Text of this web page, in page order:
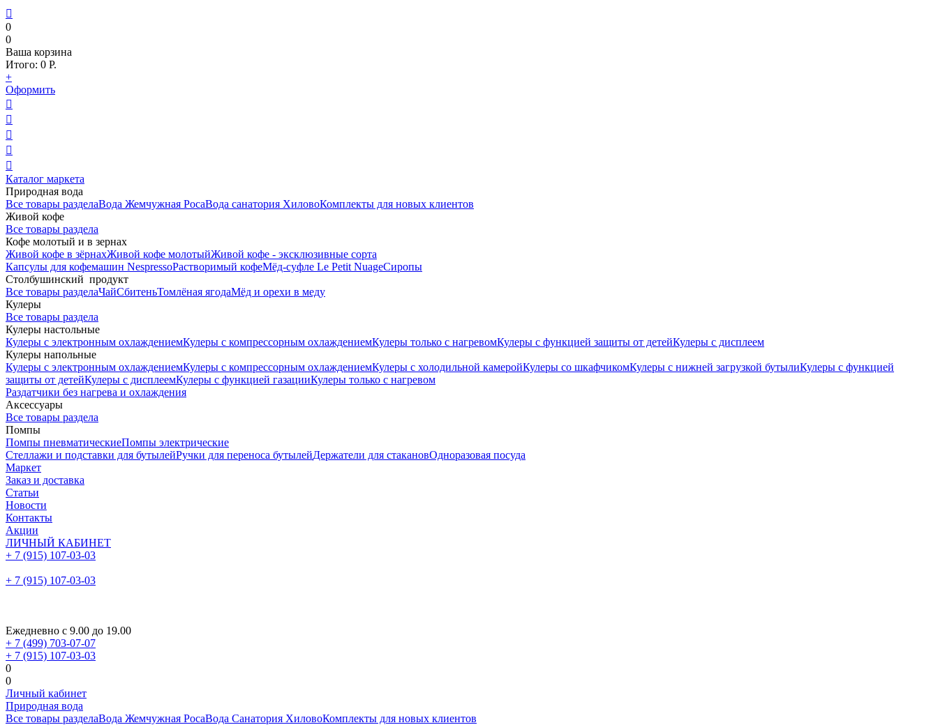

0
0
Ваша корзина
Итого: 0 Р.
+
Оформить





Каталог маркета
Природная вода
Все товары разделаВода Жемчужная РосаВода санатория ХиловоКомплекты для новых клиентов
Живой кофе
Все товары раздела
Кофе молотый и в зернах
Живой кофе в зёрнахЖивой кофе молотыйЖивой кофе - эксклюзивные сорта
Капсулы для кофемашин NespressoРастворимый кофеМёд-суфле Le Petit NuageСиропы
Столбушинский продукт
Все товары разделаЧайСбитеньТомлёная ягодаМёд и орехи в меду
Кулеры
Все товары раздела
Кулеры настольные
Кулеры с электронным охлаждениемКулеры с компрессорным охлаждениемКулеры только с нагревомКулеры с функцией защиты от детейКулеры с дисплеем
Кулеры напольные
Кулеры с электронным охлаждениемКулеры с компрессорным охлаждениемКулеры с холодильной камеройКулеры со шкафчикомКулеры с нижней загрузкой бутылиКулеры с функцией
защиты от детейКулеры с дисплеемКулеры с функцией газацииКулеры только с нагревом
Раздатчики без нагрева и охлаждения
Аксессуары
Все товары раздела
Помпы
Помпы пневматическиеПомпы электрические
Стеллажи и подставки для бутылейРучки для переноса бутылейДержатели для стакановОдноразовая посуда
Маркет
Заказ и доставка
Статьи
Новости
Контакты
Акции
ЛИЧНЫЙ КАБИНЕТ
+ 7 (915) 107-03-03
+ 7 (915) 107-03-03
Ежедневно с 9.00 до 19.00
+ 7 (499) 703-07-07
+ 7 (915) 107-03-03
0
0
Личный кабинет
Природная вода
Все товары разделаВода Жемчужная РосаВода Санатория ХиловоКомплекты для новых клиентов